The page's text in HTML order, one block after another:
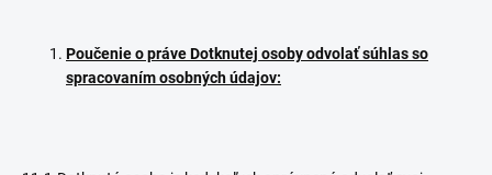
Poučenie o práve Dotknutej osoby odvolať súhlas so
spracovaním osobných údajov: